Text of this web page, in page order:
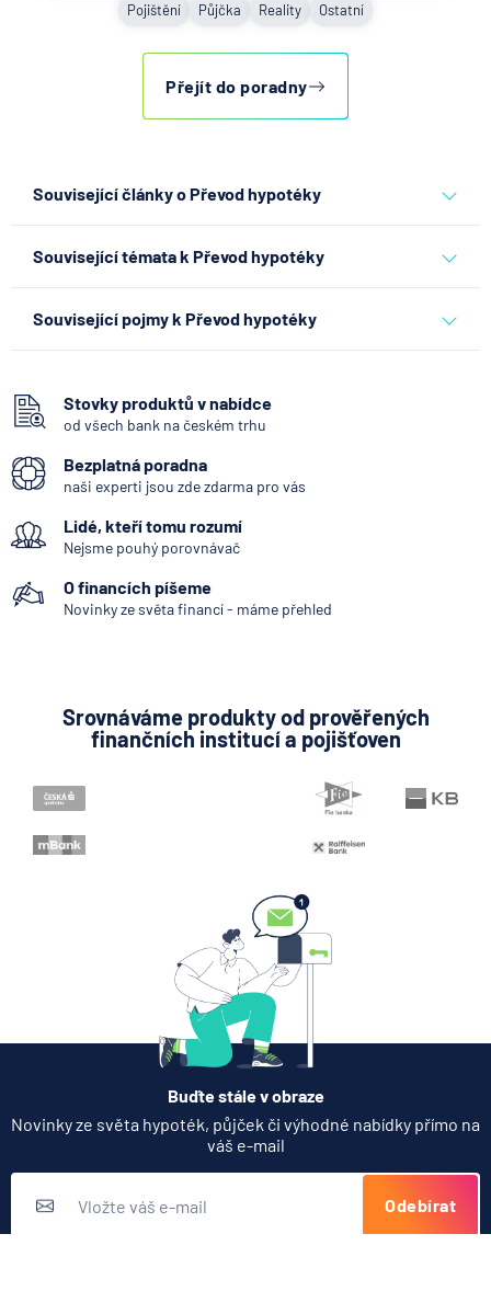
Pojištění
Půjčka Reality Ostatní
Přejít do poradny
Související články o Převod hypotéky
nákup a prodej bitcoinu
6.8.2026
triky bankovních
podvodníků
5.8.2026 Daně
5.8.2026 Banka
Zobrazit všechny články
Související témata k Převod hypotéky
Související pojmy k Převod hypotéky
Hypoteční portál
DTI (Debt To Income)
Hypotéka 2v1
Aukce nemovitosti
Zprostředkovatelská smlouva
Zesplatněný úvěr
Likvidita majetku
Rent-to-own
Stovky produktů v nabídce
od všech bank na českém trhu
Bezplatná poradna
naši experti jsou zde zdarma pro vás
Lidé, kteří tomu rozumí
Nejsme pouhý porovnávač
O financích píšeme
Novinky ze světa financí - máme přehled
Srovnáváme produkty od prověřených
finančních institucí a pojišťoven
Buďte stále v obraze
Novinky ze světa hypoték, půjček či výhodné nabídky přímo na
váš e-mail
Odebírat